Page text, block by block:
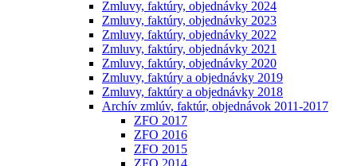
Zmluvy, faktúry, objednávky 2024
Zmluvy, faktúry, objednávky 2023
Zmluvy, faktúry, objednávky 2022
Zmluvy, faktúry, objednávky 2021
Zmluvy, faktúry, objednávky 2020
Zmluvy, faktúry a objednávky 2019
Zmluvy, faktúry a objednávky 2018
Archív zmlúv, faktúr, objednávok 2011-2017
ZFO 2017
ZFO 2016
ZFO 2015
ZFO 2014